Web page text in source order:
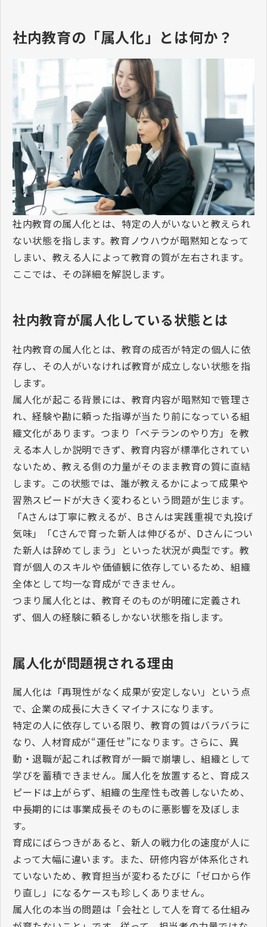
社内教育の「属人化」とは何か？
社内教育の属人化とは、特定の人がいないと教えられ
ない状態を指します。教育ノウハウが暗黙知となって
しまい、教える人によって教育の質が左右されます。
ここでは、その詳細を解説します。
社内教育が属人化している状態とは
社内教育の属人化とは、教育の成否が特定の個人に依
存し、その人がいなければ教育が成立しない状態を指
します。
属人化が起こる背景には、教育内容が暗黙知で管理さ
れ、経験や勘に頼った指導が当たり前になっている組
織文化があります。つまり「ベテランのやり方」を教
える本人しか説明できず、教育内容が標準化されてい
ないため、教える側の力量がそのまま教育の質に直結
します。この状態では、誰が教えるかによって成果や
習熟スピードが大きく変わるという問題が生じます。
「Aさんは丁寧に教えるが、 Bさんは実践重視で丸投げ
気味」「Cさんで育った新人は伸びるが、 Dさんについ
た新人は辞めてしまう」といった状況が典型です。教
育が個人のスキルや価値観に依存しているため、組織
全体として均一な育成ができません。
つまり属人化とは、教育そのものが明確に定義され
ず、個人の経験に頼るしかない状態を指します。
属人化が問題視される理由
属人化は「再現性がなく成果が安定しない」という点
で、企業の成長に大きくマイナスになります。
特定の人に依存している限り、教育の質はバラバラに
なり、人材育成が“運任せ”になります。さらに、異
動・退職が起これば教育が一瞬で崩壊し、組織として
学びを蓄積できません。属人化を放置すると、育成ス
ピードは上がらず、組織の生産性も改善しないため、
中長期的には事業成長そのものに悪影響を及ぼしま
す。
育成にばらつきがあると、新人の戦力化の速度が人に
よって大幅に違います。また、研修内容が体系化され
ていないため、教育担当が変わるたびに「ゼロから作
り直し」になるケースも珍しくありません。
属人化の本当の問題は「会社として人を育てる仕組み